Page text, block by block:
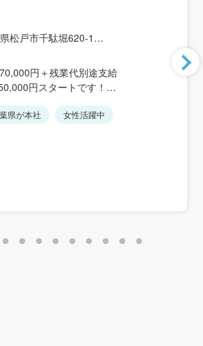
松戸市千駄堀620-1
平駅」徒歩8分 「新八柱駅」徒歩15分
町村(船橋、市川、松戸、柏、鎌ケ谷
配属を決定します。
なので千葉からの転勤は一切ありま
円＋残業代別途支給
円スタートです！
県が本社 女性活躍中